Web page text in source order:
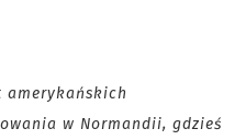
amerykańskich
w Normandii, gdzieś